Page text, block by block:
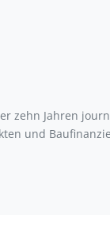
zehn Jahren
und